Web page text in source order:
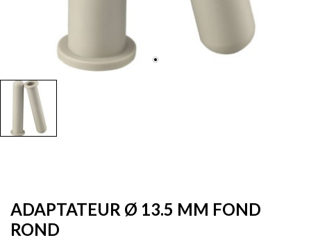
ADAPTATEUR Ø 13.5 MM FOND
ROND